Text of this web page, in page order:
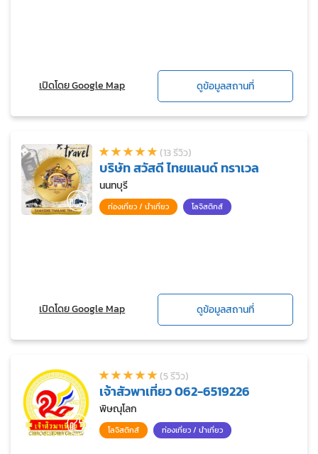
เปิดโดย Google Map ดูข้อมูลสถานที่
(13 รีวิว)
บริษัท สวัสดี ไทยแลนด์ ทราเวล
นนทบุรี
ท่องเที่ยว / นำเที่ยว โลจิสติกส์
เปิดโดย Google Map ดูข้อมูลสถานที่
(5 รีวิว)
เจ้าสัวพาเที่ยว 062-6519226
พิษณุโลก
โลจิสติกส์ ท่องเที่ยว / นำเที่ยว